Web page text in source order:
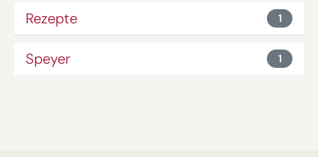
Rezepte 1
Speyer 1